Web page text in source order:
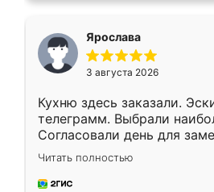
Ярослава
3 августа 2026
Кухню здесь заказали.
телеграмм. Выбрали
Согласовали день для
недели кухня была уже
довольны работой.
мебель за качественную
Читать полностью